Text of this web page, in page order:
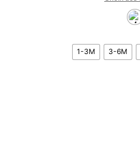
1-3M 3-6M